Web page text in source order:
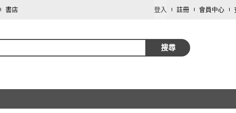
書店 登入 註冊 會員中心
搜尋